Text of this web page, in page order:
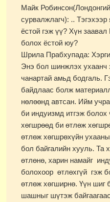
Майк
сурвалжлагч): ..
ёстой гэж үү? Хүн
болох ёстой юу?
Шрила Прабхупада:
Энэ бол шинжлэх ухаанч
чанартай амьд бодгаль.
байдлаас болж
нөлөөнд автсан. Ийм
би индуизмд итгэж болох
хөгшрөөд би өтлөж
өтлөж хөгшрөхүйн
бол байгалийн хууль. Та
өтлөнө, харин намайг
болохоор өтлөхгүй гэж
өтлөж хөгширнө. Үүн шиг
шашныг шүтэж